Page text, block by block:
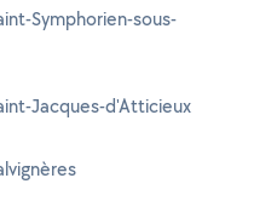
Symphorien-sous-
Jacques-d'Atticieux